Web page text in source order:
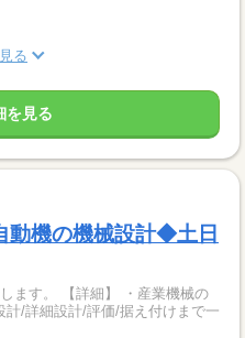
る
を見る
動機の機械設計◆土日
産業機械の
/詳細設計/評価/据え付けまで一